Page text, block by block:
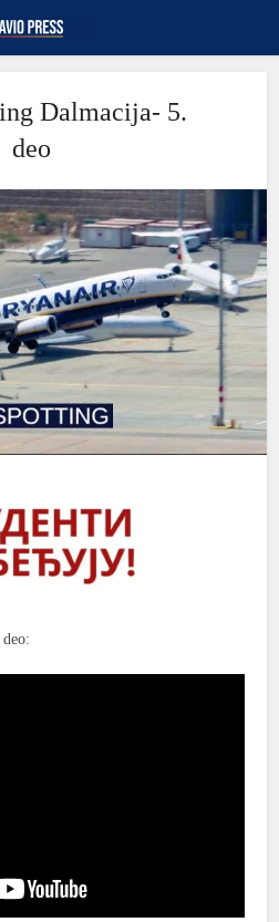
Dalmacija- 5.
deo